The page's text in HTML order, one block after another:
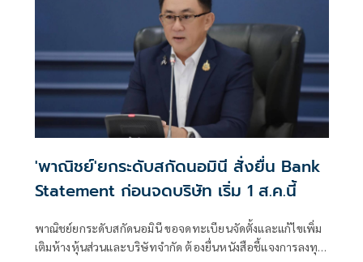
'พาณิชย์'ยกระดับสกัดนอมินี สั่งยื่น Bank
Statement ก่อนจดบริษัท เริ่ม 1 ส.ค.นี้
พาณิชย์ยกระดับสกัดนอมินี ขอจดทะเบียนจัดตั้งและแก้ไขเพิ่ม
เติมห้างหุ้นส่วนและบริษัทจำกัด ต้องยื่นหนังสือชี้แจงการลงทุน